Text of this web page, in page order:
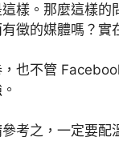
樣。那麼這樣
徵的媒體嗎？實
也不管
考之，一定要配